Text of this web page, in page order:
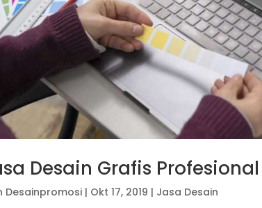
Desain Grafis
Desainpromosi | Okt 17, 2019 | Jasa Desain